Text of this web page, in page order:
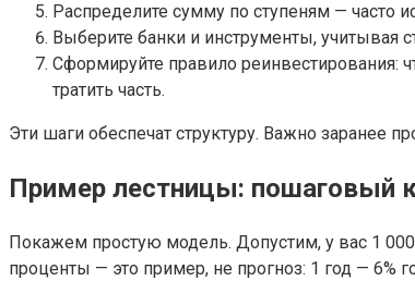
Распределите сумму по ступеням — часто
Выберите банки и инструменты, учитывая
Сформируйте правило реинвестирования:
тратить часть.
Эти шаги обеспечат структуру. Важно заранее
Пример лестницы: пошаговый
Покажем простую модель. Допустим, у вас 1 000
проценты — это пример, не прогноз: 1 год — 6%